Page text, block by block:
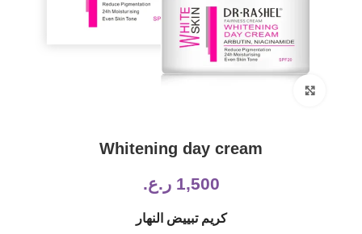
Whitening day cream
1,500 ر.ع.
كريم تبييض النهار